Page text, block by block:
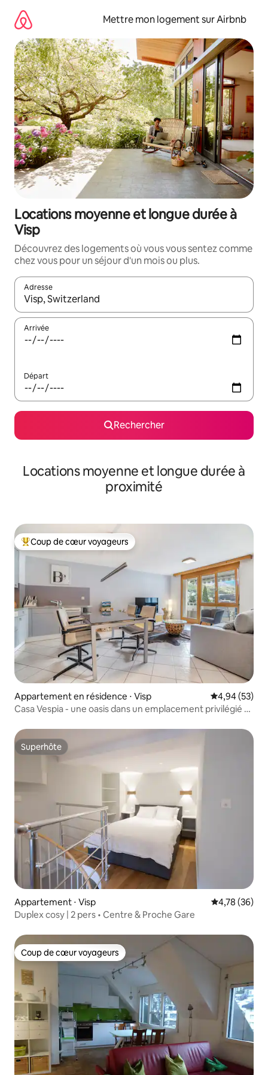
directement
contenu
Mettre mon logement sur Airbnb
Locations moyenne et longue durée à
Visp
Découvrez des logements où vous vous sentez comme
chez vous pour un séjour d'un mois ou plus.
Adresse
Lorsque les résultats s'affichent, utilisez les flèches vers le
Arrivée
Départ
Rechercher
Locations moyenne et longue durée à
proximité
Coups de cœur voyageurs les plus appréciés
Coup de cœur voyageurs
Appartement en résidence ⋅ Visp Évaluation
4,94 (53)
Casa Vespia - une oasis dans un emplacement privilégié à
Superhôte
Superhôte
Appartement ⋅ Visp Évaluation
4,78 (36)
Duplex cosy | 2 pers • Centre & Proche Gare
Coup de cœur voyageurs
Coup de cœur voyageurs